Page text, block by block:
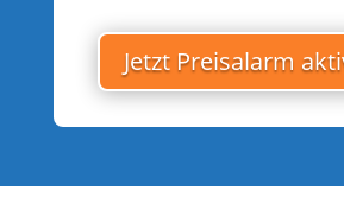
Jetzt Preisalarm